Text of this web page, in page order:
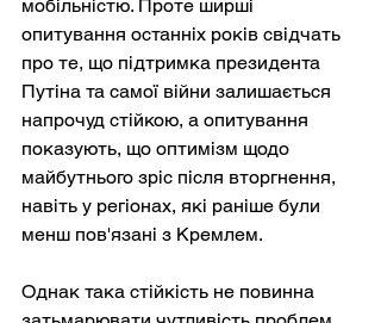
мобільністю. Проте ширші
опитування останніх років свідчать
про те, що підтримка президента
Путіна та самої війни залишається
напрочуд стійкою, а опитування
показують, що оптимізм щодо
майбутнього зріс після вторгнення,
навіть у регіонах, які раніше були
менш пов'язані з Кремлем.
Однак така стійкість не повинна